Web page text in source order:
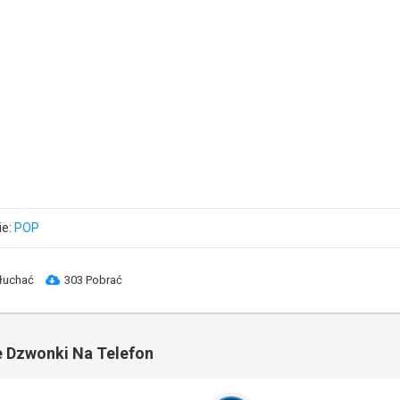
POP
303 Pobrać
Dzwonki Na Telefon